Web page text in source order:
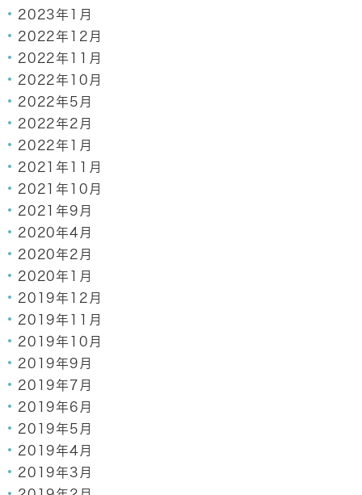
2023年1月
2022年12月
2022年11月
2022年10月
2022年5月
2022年2月
2022年1月
2021年11月
2021年10月
2021年9月
2020年4月
2020年2月
2020年1月
2019年12月
2019年11月
2019年10月
2019年9月
2019年7月
2019年6月
2019年5月
2019年4月
2019年3月